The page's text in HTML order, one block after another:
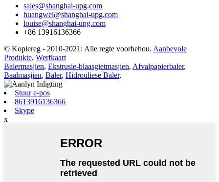
sales@shanghai-upg.com
huangwei@shanghai-upg.com
louise@shanghai-upg.com
+86 13916136366
© Kopiereg - 2010-2021: Alle regte voorbehou. Aanbevole
Produkte, Werfkaart
Balermasjien, Ekstrusie-blaasgietmasjien, Afvalpapierbaler,
Baalmasjien, Baler, Hidrouliese Baler,
Stuur e-pos
8613916136366
Skype
x